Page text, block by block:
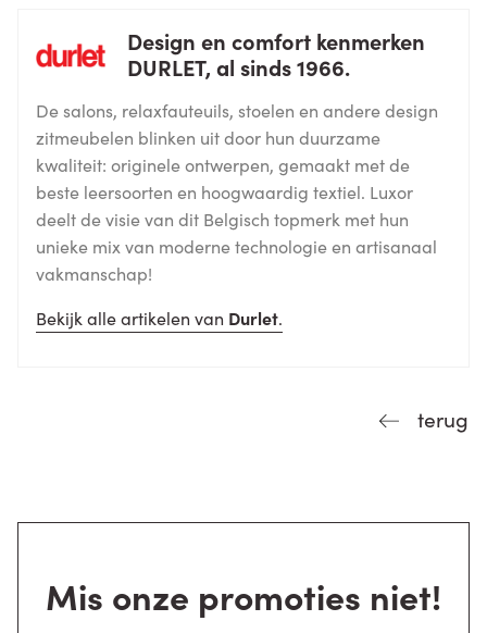
Design en comfort kenmerken
DURLET, al sinds 1966.
De salons, relaxfauteuils, stoelen en andere design
zitmeubelen blinken uit door hun duurzame
kwaliteit: originele ontwerpen, gemaakt met de
beste leersoorten en hoogwaardig textiel. Luxor
deelt de visie van dit Belgisch topmerk met hun
unieke mix van moderne technologie en artisanaal
vakmanschap!
Bekijk alle artikelen van Durlet.
terug
Mis onze promoties niet!